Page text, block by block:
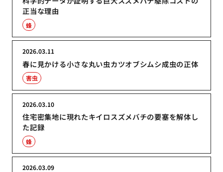
正当な理由
蜂
春に見かける小さな丸い虫カツオブシムシ成虫の正体
2026.03.11
害虫
住宅密集地に現れたキイロスズメバチの要塞を解体し
た記録
2026.03.10
蜂
2026.03.09